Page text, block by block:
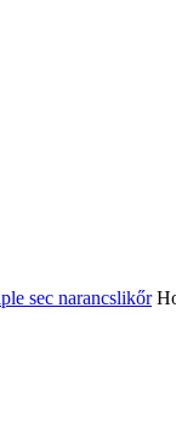
sec narancslikőr